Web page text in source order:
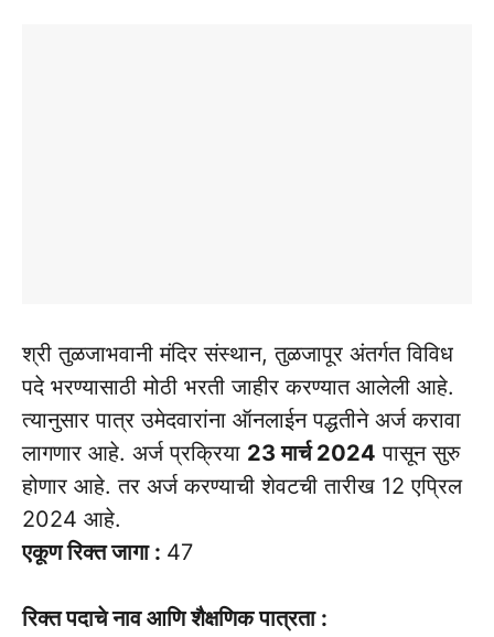
श्री तुळजाभवानी मंदिर संस्थान, तुळजापूर अंतर्गत विविध
पदे भरण्यासाठी मोठी भरती जाहीर करण्यात आलेली आहे.
त्यानुसार पात्र उमेदवारांना ऑनलाईन पद्धतीने अर्ज करावा
लागणार आहे. अर्ज प्रक्रिया 23 मार्च 2024 पासून सुरु
होणार आहे. तर अर्ज करण्याची शेवटची तारीख 12 एप्रिल
2024 आहे.
एकूण रिक्त जागा : 47
रिक्त पदाचे नाव आणि शैक्षणिक पात्रता :